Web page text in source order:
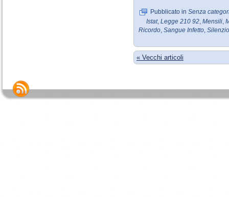
Pubblicato in Senza
Istat, Legge 210 92, Mensili,
Ricordo, Sangue Infetto, Silenzio
« Vecchi articoli